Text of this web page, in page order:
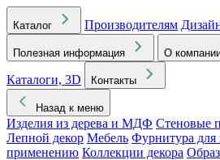
Каталог Производителям
Полезная информация О
Каталоги, 3D
Контакты
Назад к меню
Изделия из дерева и МДФ Стеновые
Лепной декор Мебель Фурнитура для
применению Коллекции декора